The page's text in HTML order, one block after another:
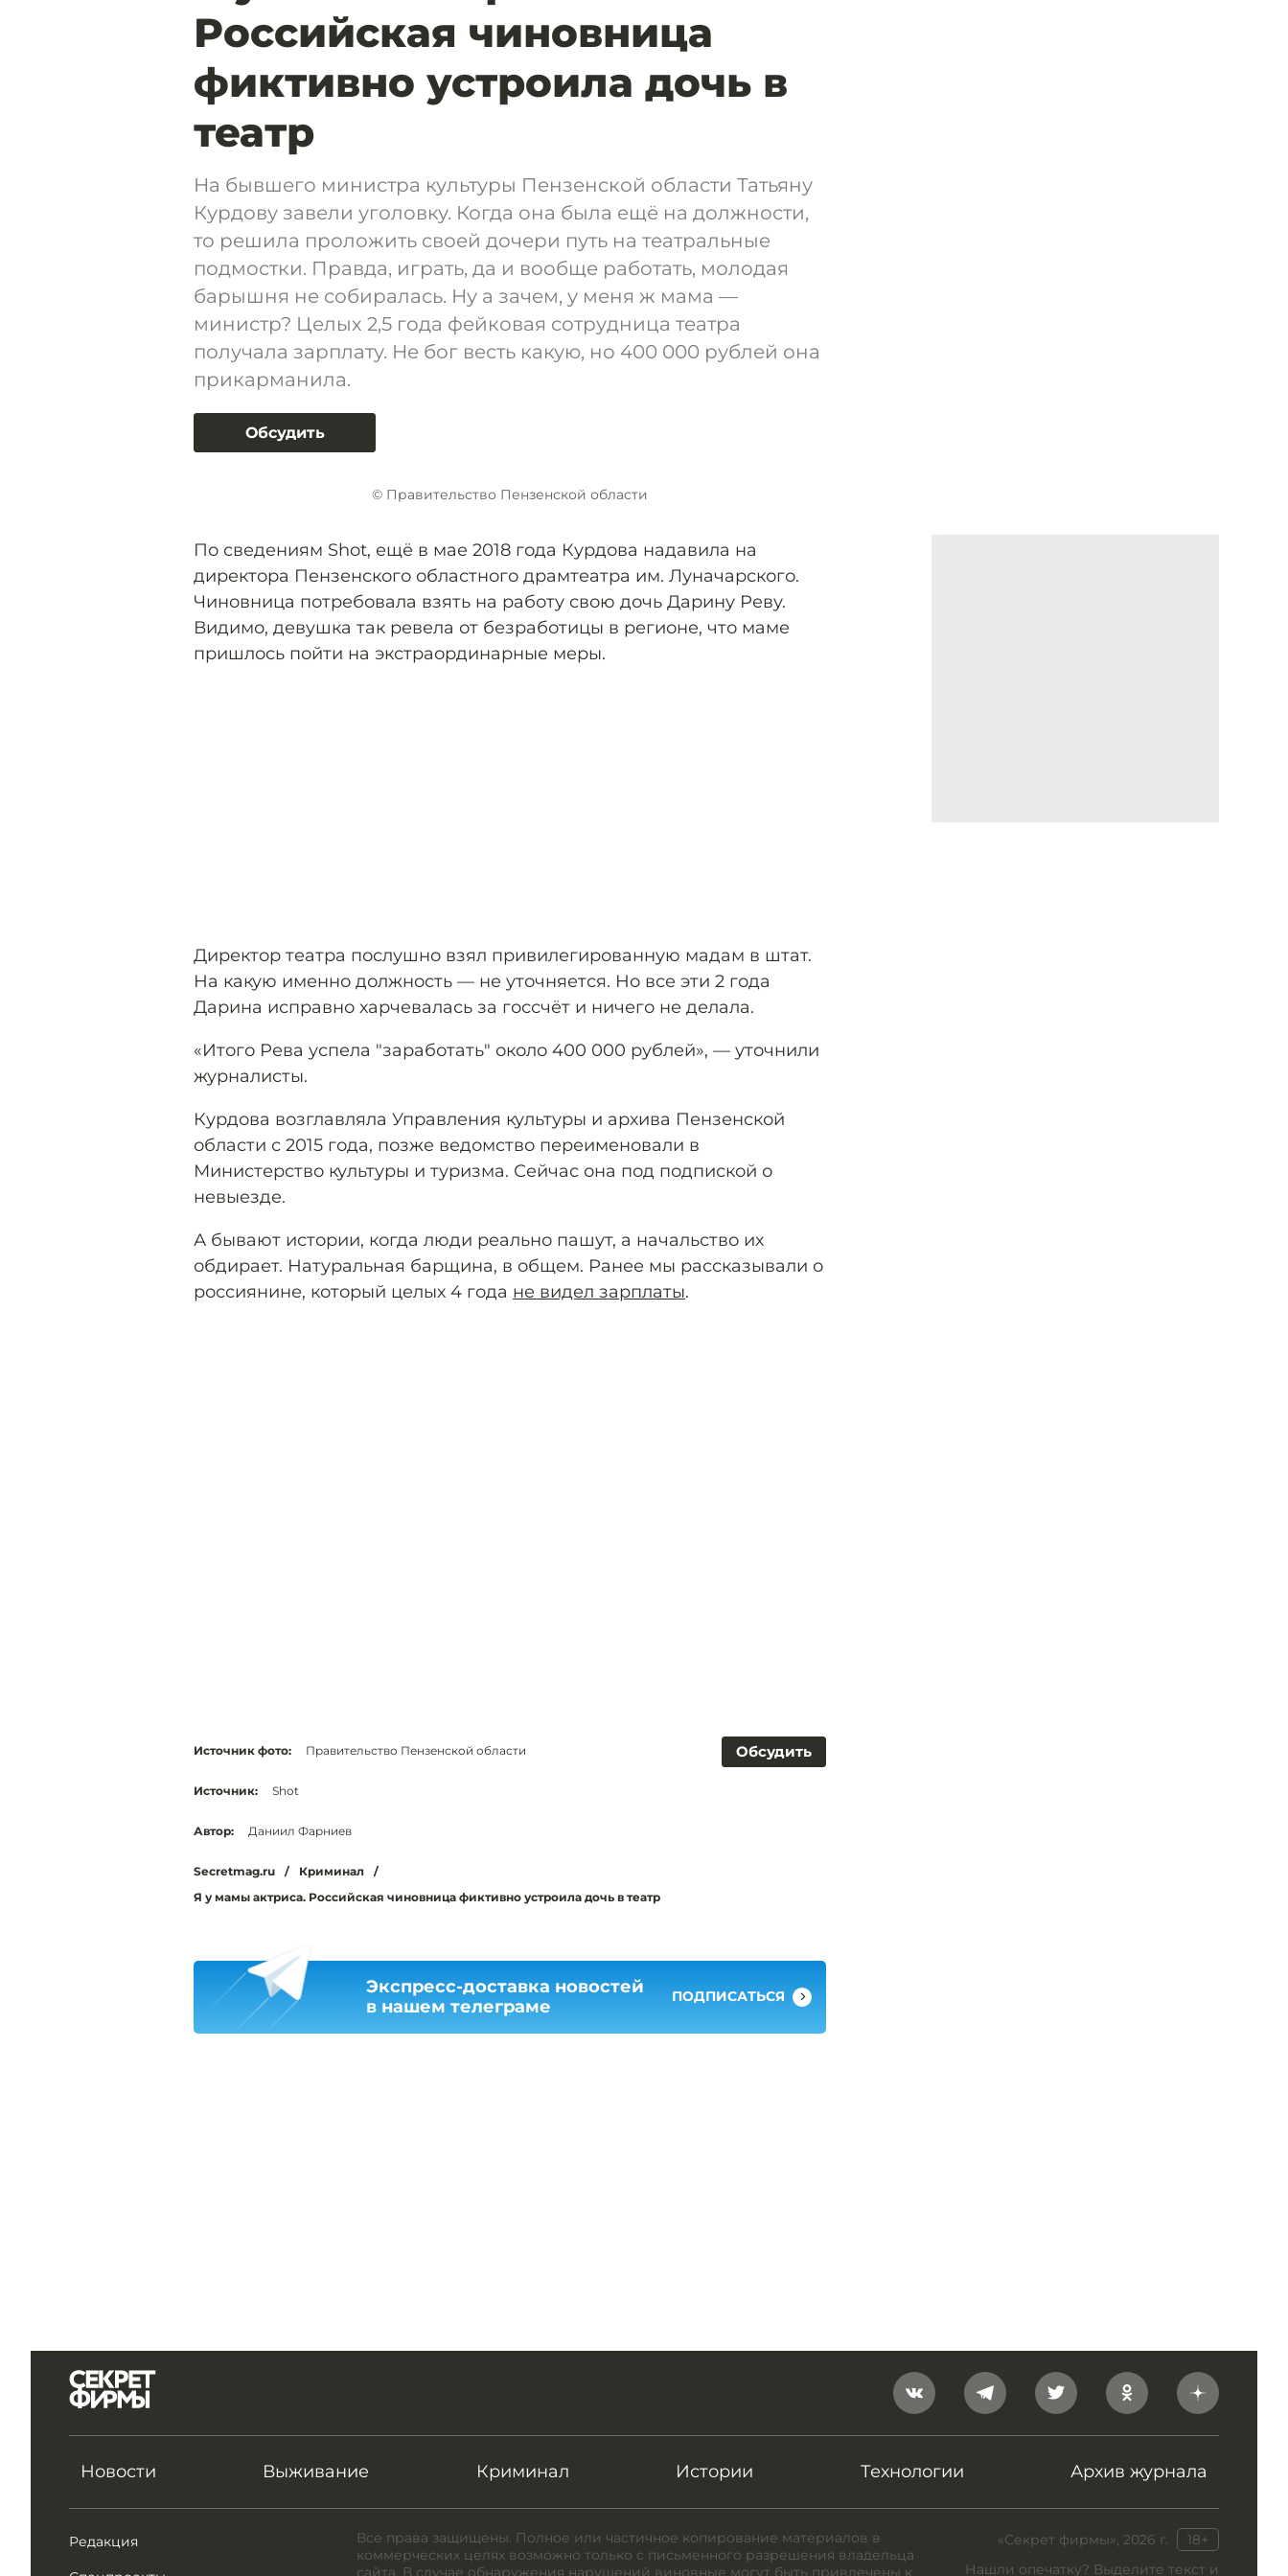
Российская чиновница
фиктивно устроила дочь в
театр
На бывшего министра культуры Пензенской области Татьяну
Курдову завели уголовку. Когда она была ещё на должности,
то решила проложить своей дочери путь на театральные
подмостки. Правда, играть, да и вообще работать, молодая
барышня не собиралась. Ну а зачем, у меня ж мама —
министр? Целых 2,5 года фейковая сотрудница театра
получала зарплату. Не бог весть какую, но 400 000 рублей она
прикарманила.
Обсудить
© Правительство Пензенской области
По сведениям Shot, ещё в мае 2018 года Курдова надавила на
директора Пензенского областного драмтеатра им. Луначарского.
Чиновница потребовала взять на работу свою дочь Дарину Реву.
Видимо, девушка так ревела от безработицы в регионе, что маме
пришлось пойти на экстраординарные меры.
Директор театра послушно взял привилегированную мадам в штат.
На какую именно должность — не уточняется. Но все эти 2 года
Дарина исправно харчевалась за госсчёт и ничего не делала.
«Итого Рева успела "заработать" около 400 000 рублей», — уточнили
журналисты.
Курдова возглавляла Управления культуры и архива Пензенской
области с 2015 года, позже ведомство переименовали в
Министерство культуры и туризма. Сейчас она под подпиской о
невыезде.
А бывают истории, когда люди реально пашут, а начальство их
обдирает. Натуральная барщина, в общем. Ранее мы рассказывали о
россиянине, который целых 4 года не видел зарплаты.
Обсудить
Источник фото: Правительство Пензенской области
Источник: Shot
Автор: Даниил Фарниев
Secretmag.ru / Криминал
/
Я у мамы актриса. Российская чиновница фиктивно устроила дочь в театр
Экспресс-доставка новостей
в нашем телеграме
ПОДПИСАТЬСЯ
Новости Выживание Криминал Истории Технологии Архив журнала
Редакция «Секрет фирмы», 2026 г.
18+
Нашли опечатку? Выделите текст и
Все права защищены. Полное или частичное копирование материалов в
коммерческих целях возможно только с письменного разрешения владельца
сайта. В случае обнаружения нарушений виновные могут быть привлечены к